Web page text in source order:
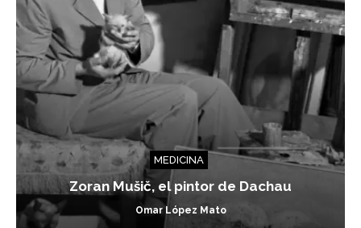
MEDICINA
Zoran Mušič, el pintor de Dachau
Omar López Mato